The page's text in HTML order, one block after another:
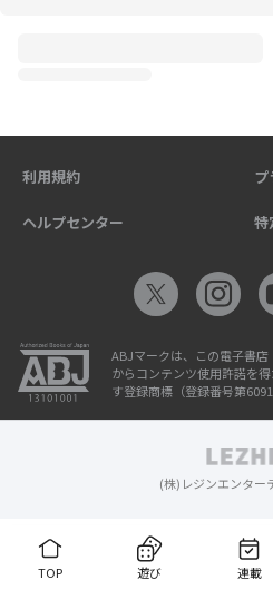
TOP 遊び 連載
利用規約 プ
ヘルプセンター 特
ABJマークは、この電子書
からコンテンツ使用許諾を
す登録商標（登録番号第
(株)レジンエンター